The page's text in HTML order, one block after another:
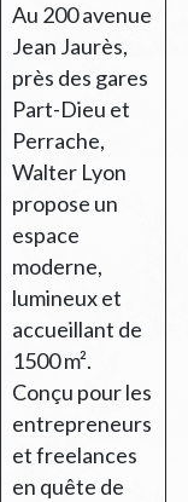
Au 200 avenue
Jean Jaurès,
près des gares
Part-Dieu et
Perrache,
Walter Lyon
propose un
espace
moderne,
lumineux et
accueillant de
1500 m².
Conçu pour les
entrepreneurs
et freelances
en quête de